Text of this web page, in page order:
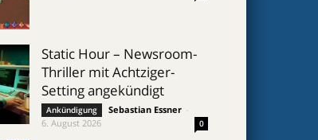
Static Hour – Newsroom-
Thriller mit Achtziger-
Setting angekündigt
Ankündigung Sebastian Essner
6. August 2026
0